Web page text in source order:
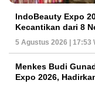
IndoBeauty Expo
Kecantikan dari 8
5 Agustus 2026 | 17:53
Menkes Budi
Expo 2026,